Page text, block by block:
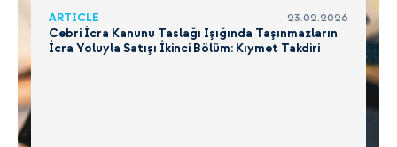
ARTICLE 23.02.2026
Cebri İcra Kanunu Taslağı Işığında Taşınmazların
İcra Yoluyla Satışı İkinci Bölüm: Kıymet Takdiri